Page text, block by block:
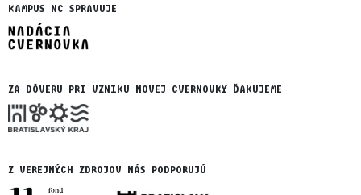
KAMPUS NC SPRAVUJE
ZA DÔVERU PRI VZNIKU NOVEJ CVERNOVKY ĎAKUJEME
Z VEREJNÝCH ZDROJOV NÁS PODPORUJÚ